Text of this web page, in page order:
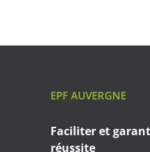
EPF AUVERGNE
Faciliter et
réussite